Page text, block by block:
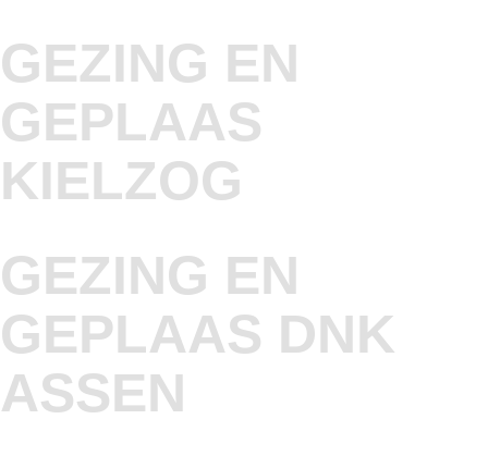
GEZING EN
GEPLAAS
KIELZOG
GEZING EN
GEPLAAS DNK
ASSEN